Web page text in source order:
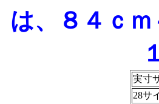
は、８４ｃ
実寸
28サ